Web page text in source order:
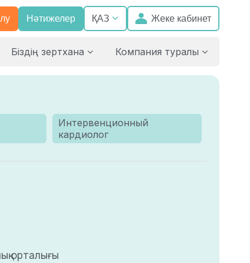
Нәтижелер ҚАЗ Жеке кабинет
Біздің зертхана Компания туралы
Интервенционный
кардиолог
орталығы